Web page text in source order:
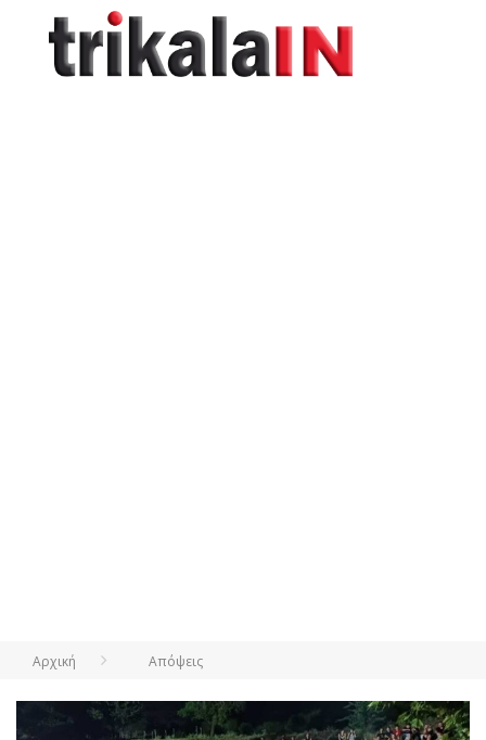
Αρχική Απόψεις